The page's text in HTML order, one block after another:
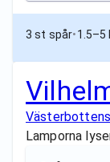
3 st spår•1.5–5
Lamporna